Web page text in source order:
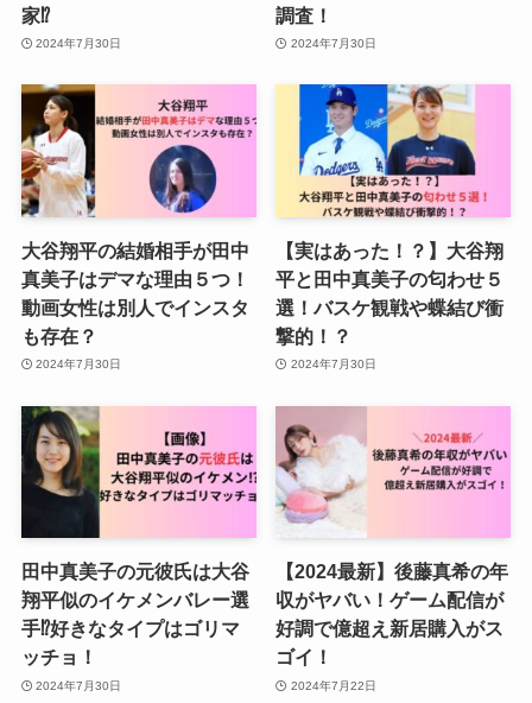
家⁉︎
2024年7月30日
調査！
2024年7月30日
大谷翔平の結婚相手が田中
真美子はデマな理由５つ！
動画女性は別人でインスタ
も存在？
2024年7月30日
【実はあった！？】大谷翔
平と田中真美子の匂わせ５
選！バスケ観戦や蝶結び衝
撃的！？
2024年7月30日
田中真美子の元彼氏は大谷
翔平似のイケメンバレー選
手⁉︎好きなタイプはゴリマ
ッチョ！
2024年7月30日
【2024最新】後藤真希の年
収がヤバい！ゲーム配信が
好調で億超え新居購入がス
ゴイ！
2024年7月22日